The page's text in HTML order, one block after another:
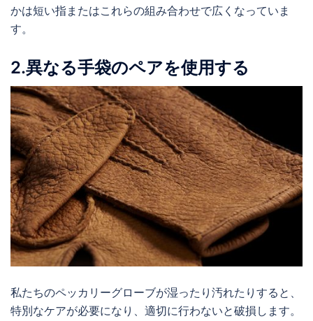
かは短い指またはこれらの組み合わせで広くなっていま
す。
2.異なる手袋のペアを使用する
私たちのペッカリーグローブが湿ったり汚れたりすると、
特別なケアが必要になり、適切に行わないと破損します。